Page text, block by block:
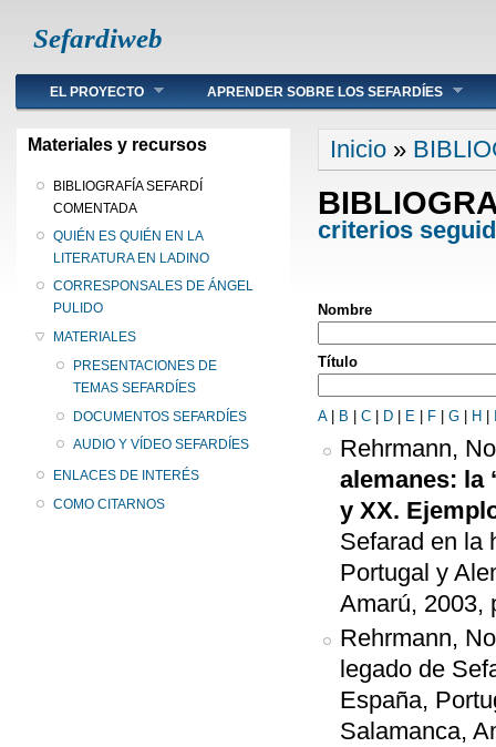
Sefardiweb
Main menu
EL PROYECTO APRENDER SOBRE LOS SEFARDÍES
Materiales y recursos
BIBLIOGRAFÍA SEFARDÍ
COMENTADA
QUIÉN ES QUIÉN EN LA
LITERATURA EN LADINO
CORRESPONSALES DE ÁNGEL
PULIDO
MATERIALES
PRESENTACIONES DE
TEMAS SEFARDÍES
DOCUMENTOS SEFARDÍES
AUDIO Y VÍDEO SEFARDÍES
ENLACES DE INTERÉS
COMO CITARNOS
Se encuentra
Inicio »
criterios
Nombre
Título
A B C D E F G H
Rehrmann,
alemanes: la
y XX.
Sefarad en la
Portugal y
Amarú, 2003,
Rehrmann,
legado de
España,
Salamanca,